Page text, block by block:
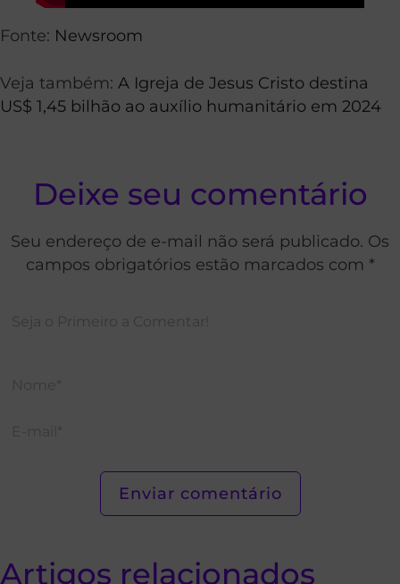
Fonte: Newsroom
Veja também: A Igreja de Jesus Cristo destina
US$ 1,45 bilhão ao auxílio humanitário em 2024
Deixe seu comentário
Seu endereço de e-mail não será publicado. Os
campos obrigatórios estão marcados com *
Artigos relacionados